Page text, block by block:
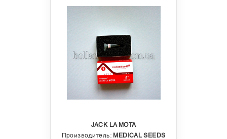
JACK LA MOTA
Производитель: MEDICAL SEEDS